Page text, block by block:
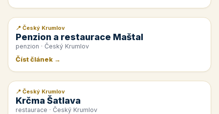
📰 PR článek
📍 Český Krumlov
Penzion a restaurace Maštal
penzion · Český Krumlov
Číst článek →
📰 PR článek
📍 Český Krumlov
Krčma Šatlava
restaurace · Český Krumlov